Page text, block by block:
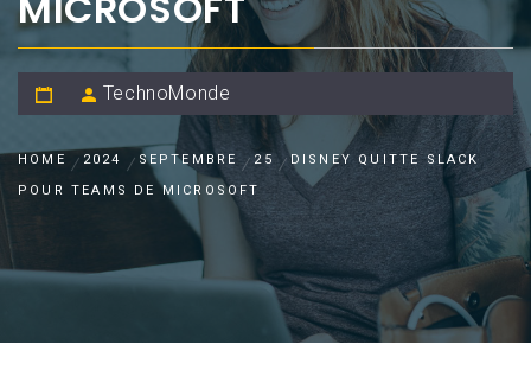
TechnoMonde
HOME 2024 SEPTEMBRE 25
DISNEY QUITTE SLACK
POUR TEAMS DE MICROSOFT